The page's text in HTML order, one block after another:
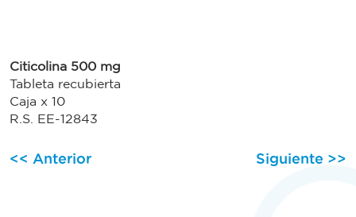
Citicolina 500 mg
Tableta recubierta
Caja x 10
R.S. EE-12843
Navegación
<< Anterior Siguiente >>